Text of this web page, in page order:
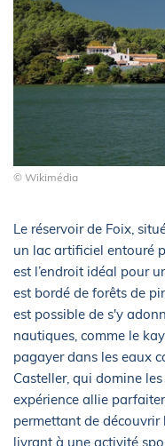
© Wikimédia
Le réservoir de Foix,
un lac artificiel entouré
est l’endroit idéal pour
est bordé de forêts de
est possible de s'y
nautiques, comme le
pagayer dans les eaux
Casteller, qui domine
expérience allie
permettant de
livrant à une activité